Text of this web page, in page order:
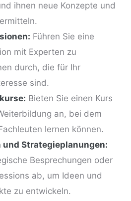
ihnen neue Konzepte und
Führen Sie eine
mit Experten zu
durch, die für Ihr
sind.
Bieten Sie einen Kurs
an, bei dem
lernen können.
und Strategieplanungen:
Besprechungen oder
ab, um Ideen und
zu entwickeln.